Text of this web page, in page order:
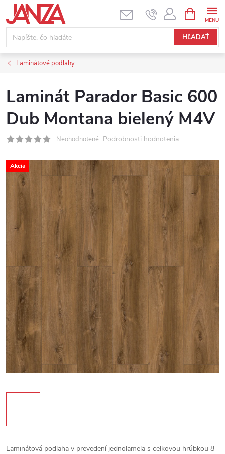
Prejsť na obsah
HĽADAŤ
Laminátové podlahy
Laminát Parador Basic 600
Dub Montana bielený M4V
Neohodnotené Podrobnosti hodnotenia
Akcia
Laminátová podlaha v prevedení jednolamela s celkovou hrúbkou 8